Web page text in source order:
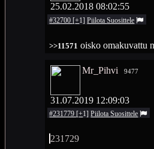
25.02.2018 08:02:55
#32700 [+1]PiilotaSuosittele
>>11571 oisko omakuvattu
Mr_Pihvi 9477
31.07.2019 12:09:03
#231779 [+1]PiilotaSuosittele
231729